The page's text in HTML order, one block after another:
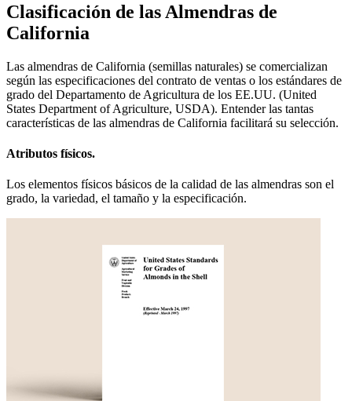
Clasificación de las Almendras de
California
Las almendras de California (semillas naturales) se comercializan
según las especificaciones del contrato de ventas o los estándares de
grado del Departamento de Agricultura de los EE.UU. (United
States Department of Agriculture, USDA). Entender las tantas
características de las almendras de California facilitará su selección.
Atributos físicos.
Los elementos físicos básicos de la calidad de las almendras son el
grado, la variedad, el tamaño y la especificación.